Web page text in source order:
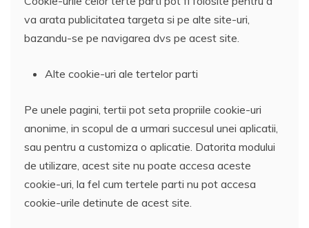
va arata publicitatea targeta si pe alte site-uri,
bazandu-se pe navigarea dvs pe acest site.
Alte cookie-uri ale tertelor parti
Pe unele pagini, tertii pot seta propriile cookie-uri
anonime, in scopul de a urmari succesul unei aplicatii,
sau pentru a customiza o aplicatie. Datorita modului
de utilizare, acest site nu poate accesa aceste
cookie-uri, la fel cum tertele parti nu pot accesa
cookie-urile detinute de acest site.